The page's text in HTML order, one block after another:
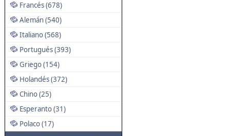
Francés (678)
Alemán (540)
Italiano (568)
Portugués (393)
Griego (154)
Holandés (372)
Chino (25)
Esperanto (31)
Polaco (17)